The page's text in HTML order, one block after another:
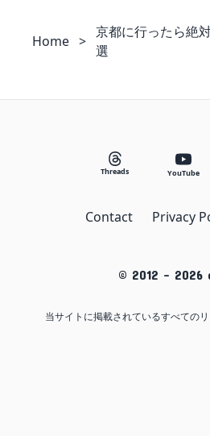
Home >
京都に行ったら絶
選
Threads YouTube
Contact Privacy
© 2012 - 2026
当サイトに掲載されているすべての